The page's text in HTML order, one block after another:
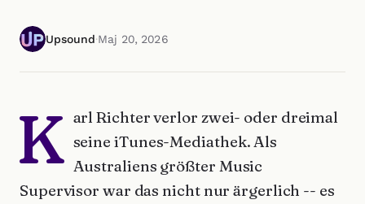
Upsound·Maj 20, 2026
K arl Richter verlor zwei- oder dreimal
seine iTunes-Mediathek. Als
Australiens größter Music
Supervisor war das nicht nur ärgerlich -- es